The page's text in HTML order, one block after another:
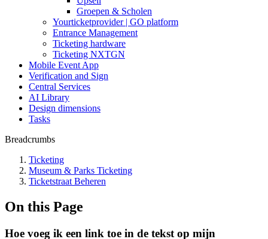
Groepen & Scholen
Yourticketprovider | GO platform
Entrance Management
Ticketing hardware
Ticketing NXTGN
Mobile Event App
Verification and Sign
Central Services
AI Library
Design dimensions
Tasks
Breadcrumbs
Ticketing
Museum & Parks Ticketing
Ticketstraat Beheren
On this Page
Hoe voeg ik een link toe in de tekst op mijn